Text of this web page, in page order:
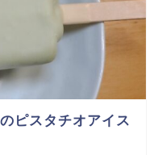
ピスタチオアイス